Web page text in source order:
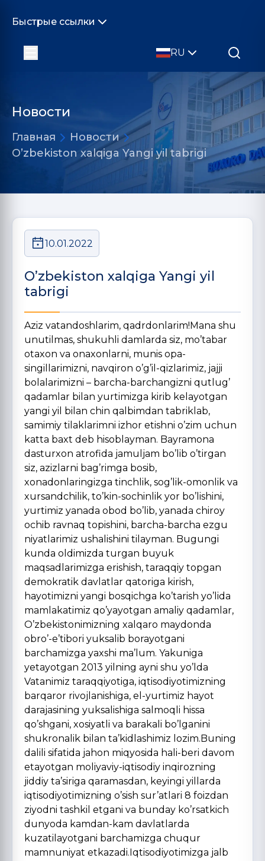
Быстрые ссылки
RU
Новости
Главная
Новости
O’zbekiston xalqiga Yangi yil tabrigi
10.01.2022
O’zbekiston xalqiga Yangi yil
tabrigi
Aziz vatandoshlarim, qadrdonlarim!Mana shu
unutilmas, shukuhli damlarda siz, mo’tabar
otaxon va onaxonlarni, munis opa-
singillarimizni, navqiron o’g’il-qizlarimiz, jajji
bolalarimizni – barcha-barchangizni qutlug’
qadamlar bilan yurtimizga kirib kelayotgan
yangi yil bilan chin qalbimdan tabriklab,
samimiy tilaklarimni izhor etishni o’zim uchun
katta baxt deb hisoblayman. Bayramona
dasturxon atrofida jamuljam bo’lib o’tirgan
siz, azizlarni bag’rimga bosib,
xonadonlaringizga tinchlik, sog’lik-omonlik va
xursandchilik, to’kin-sochinlik yor bo’lishini,
yurtimiz yanada obod bo’lib, yanada chiroy
ochib ravnaq topishini, barcha-barcha ezgu
niyatlarimiz ushalishini tilayman. Bugungi
kunda oldimizda turgan buyuk
maqsadlarimizga erishish, taraqqiy topgan
demokratik davlatlar qatoriga kirish,
hayotimizni yangi bosqichga ko’tarish yo’lida
mamlakatimiz qo’yayotgan amaliy qadamlar,
O’zbekistonimizning xalqaro maydonda
obro’-e’tibori yuksalib borayotgani
barchamizga yaxshi ma’lum. Yakuniga
yetayotgan 2013 yilning ayni shu yo’lda
Vatanimiz taraqqiyotiga, iqtisodiyotimizning
barqaror rivojlanishiga, el-yurtimiz hayot
darajasining yuksalishiga salmoqli hissa
qo’shgani, xosiyatli va barakali bo’lganini
shukronalik bilan ta’kidlashimiz lozim.Buning
dalili sifatida jahon miqyosida hali-beri davom
etayotgan moliyaviy-iqtisodiy inqirozning
jiddiy ta’siriga qaramasdan, keyingi yillarda
iqtisodiyotimizning o’sish sur’atlari 8 foizdan
ziyodni tashkil etgani va bunday ko’rsatkich
dunyoda kamdan-kam davlatlarda
kuzatilayotgani barchamizga chuqur
mamnuniyat etkazadi.Iqtisodiyotimizga jalb